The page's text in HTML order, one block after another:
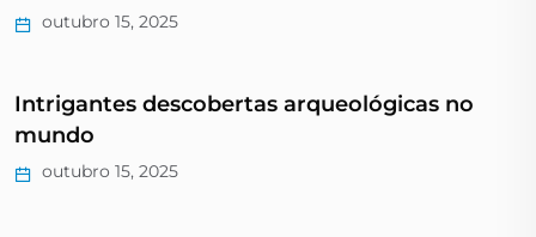
outubro 15, 2025
Intrigantes descobertas arqueológicas no
mundo
outubro 15, 2025